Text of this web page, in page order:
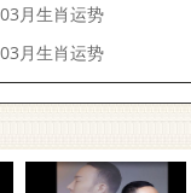
月生肖运势
月生肖运势